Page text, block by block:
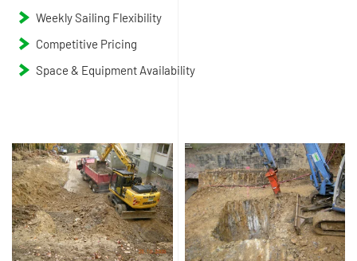
Weekly Sailing Flexibility
Competitive Pricing
Space & Equipment Availability